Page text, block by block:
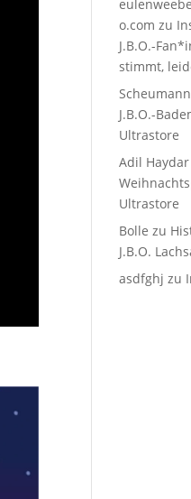
o.com zu
J.B.O.-
stimmt,
J.B.O.-
Ultrastore
Adil Haydar
Ultrastore
Bolle zu
J.B.O.
asdfghj zu